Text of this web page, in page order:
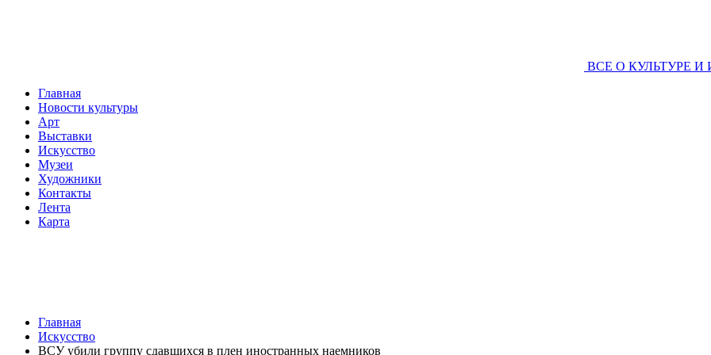
ВСЕ О КУЛЬТУРЕ И
Главная
Новости культуры
Арт
Выставки
Искусство
Музеи
Художники
Контакты
Лента
Карта
Главная
Искусство
ВСУ убили группу сдавшихся в плен иностранных наемников